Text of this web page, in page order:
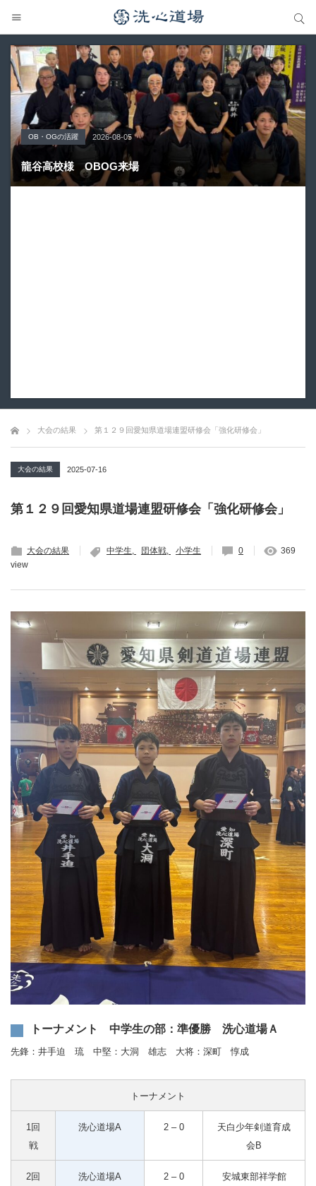
OB・OGの活躍 2026-08-05
龍谷高校様 OBOG来場
Topics 2026-08-05
広島県青春英龍館道場来場
大会の結果 2026-07-31
愛知県の星城高校へ出稽古
大会の結果 2026-07-25
第80回愛知県中学校総合体育大会・地区予選
大会の結果 2026-07-22
第136回愛知県剣道道場連盟研修会トーナメント戦
大会の結果 第１２９回愛知県道場連盟研修会「強化研修会」
大会の結果 2025-07-16
第１２９回愛知県道場連盟研修会「強化研修会」
大会の結果 中学生 団体戦 小学生 0
369
view
トーナメント 中学生の部：準優勝 洗心道場Ａ
先鋒：井手迫 琉 中堅：大洞 雄志 大将：深町 惇成
トーナメント
1回
戦
洗心道場A 2 – 0
天白少年剣道育成
会B
2回
洗心道場A 2 – 0 安城東部祥学館
サイト内検索